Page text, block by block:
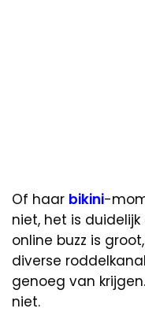
Of haar bikini-
niet, het is
online buzz is
diverse
genoeg van
niet.